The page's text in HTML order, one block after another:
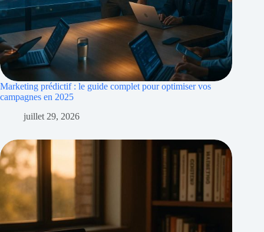
Marketing prédictif : le guide complet pour optimiser vos
campagnes en 2025
juillet 29, 2026